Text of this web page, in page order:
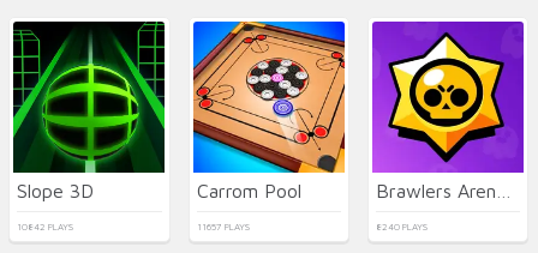
Slope 3D
10842 PLAYS
Carrom Pool
11657 PLAYS 8240 PLAYS